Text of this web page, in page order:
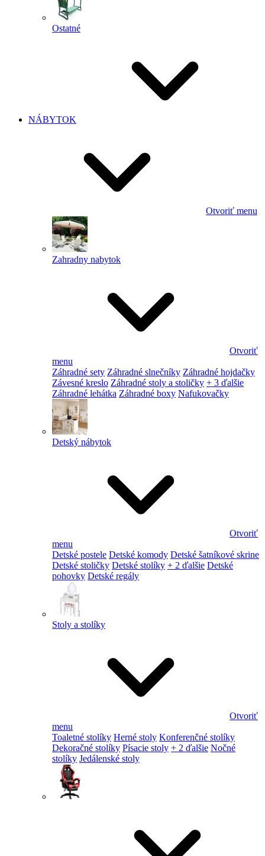
Ostatné
NÁBYTOK
Otvoriť menu
Zahradny nabytok
Otvoriť
menu
Záhradné sety Záhradné slnečníky Záhradné hojdačky
Závesné kreslo Záhradné stoly a stoličky + 3 ďalšie
Záhradné lehátka Záhradné boxy Nafukovačky
Detský nábytok
Otvoriť
menu
Detské postele Detské komody Detské šatníkové skrine
Detské stoličky Detské stolíky + 2 ďalšie Detské
pohovky Detské regály
Stoly a stolíky
Otvoriť
menu
Toaletné stolíky Herné stoly Konferenčné stolíky
Dekoračné stolíky Písacie stoly + 2 ďalšie Nočné
stolíky Jedálenské stoly